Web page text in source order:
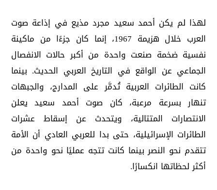
لهذا لم يكن أحمد سعيد مجرد مذيع في إذاعة صوت
العرب خلال هزيمة 1967، إنما كان جزءًا من ماكينة
نفسية ضخمة صنعت واحدة من أكبر حالات الانفصال
الجماعي عن الواقع في التاريخ العربي الحديث. بينما
كانت الطائرات العربية تُدمَّر على المدارج، والجبهات
تنهار بسرعة مرعبة، كان صوت أحمد سعيد يعلن
الانتصارات المتتالية، ويتحدث عن إسقاط عشرات
الطائرات الإسرائيلية، حتى بدا للعربي العادي أن الأمة
تتقدم نحو النصر بينما كانت تتجه عمليًا نحو واحدة من
أكثر لحظاتها انكسارًا.